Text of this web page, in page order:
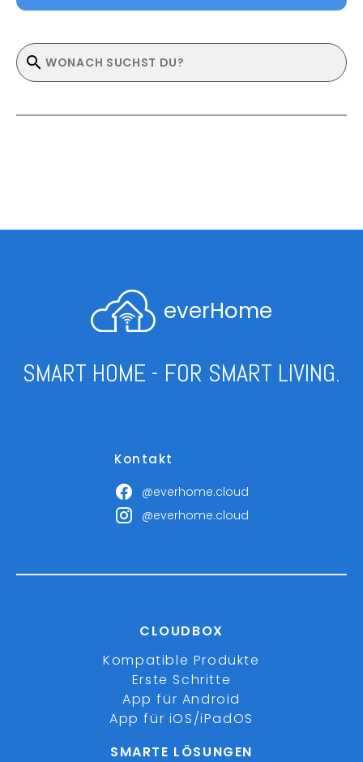
everHome
SMART HOME - FOR SMART LIVING.
Kontakt
@everhome.cloud
@everhome.cloud
CLOUDBOX
Kompatible Produkte
Erste Schritte
App für Android
App für iOS/iPadOS
SMARTE LÖSUNGEN